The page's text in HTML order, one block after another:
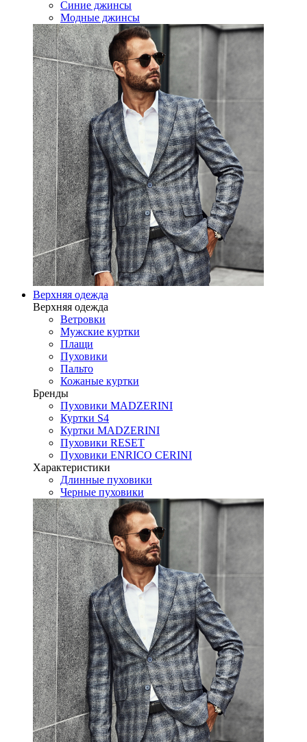
Синие джинсы
Модные джинсы
Верхняя одежда
Верхняя одежда
Ветровки
Мужские куртки
Плащи
Пуховики
Пальто
Кожаные куртки
Бренды
Пуховики MADZERINI
Куртки S4
Куртки MADZERINI
Пуховики RESET
Пуховики ENRICO CERINI
Характеристики
Длинные пуховики
Черные пуховики